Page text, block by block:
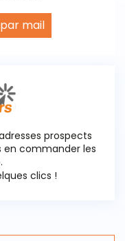
mail
prospects
en commander les
clics !